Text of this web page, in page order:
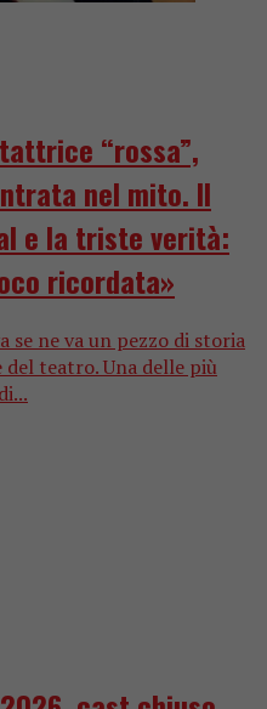
“rossa”,
nel mito. Il
e la triste verità:
ricordata»
se ne va un pezzo di storia
del teatro. Una delle più